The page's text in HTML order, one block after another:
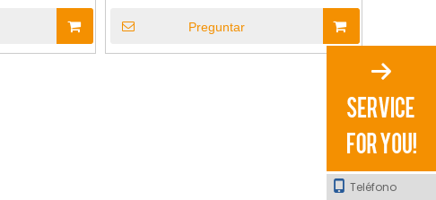
rompecabezas
Preguntar
Teléfono